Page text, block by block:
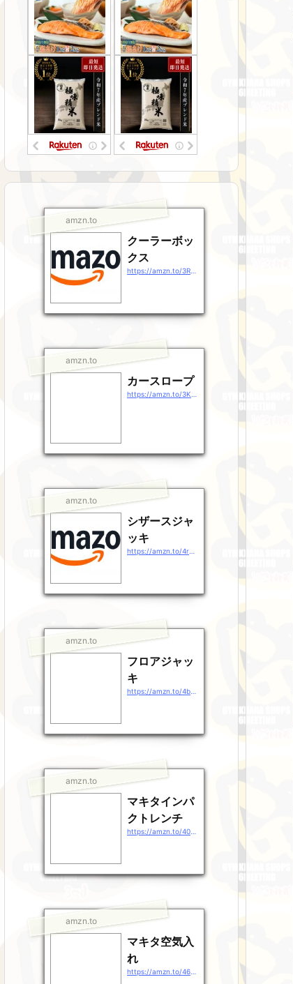
amzn.to
クーラーボッ
クス
amzn.to
カースロープ
amzn.to
シザースジャ
ッキ
amzn.to
フロアジャッ
キ
amzn.to
マキタインパ
クトレンチ
amzn.to
マキタ空気入
れ